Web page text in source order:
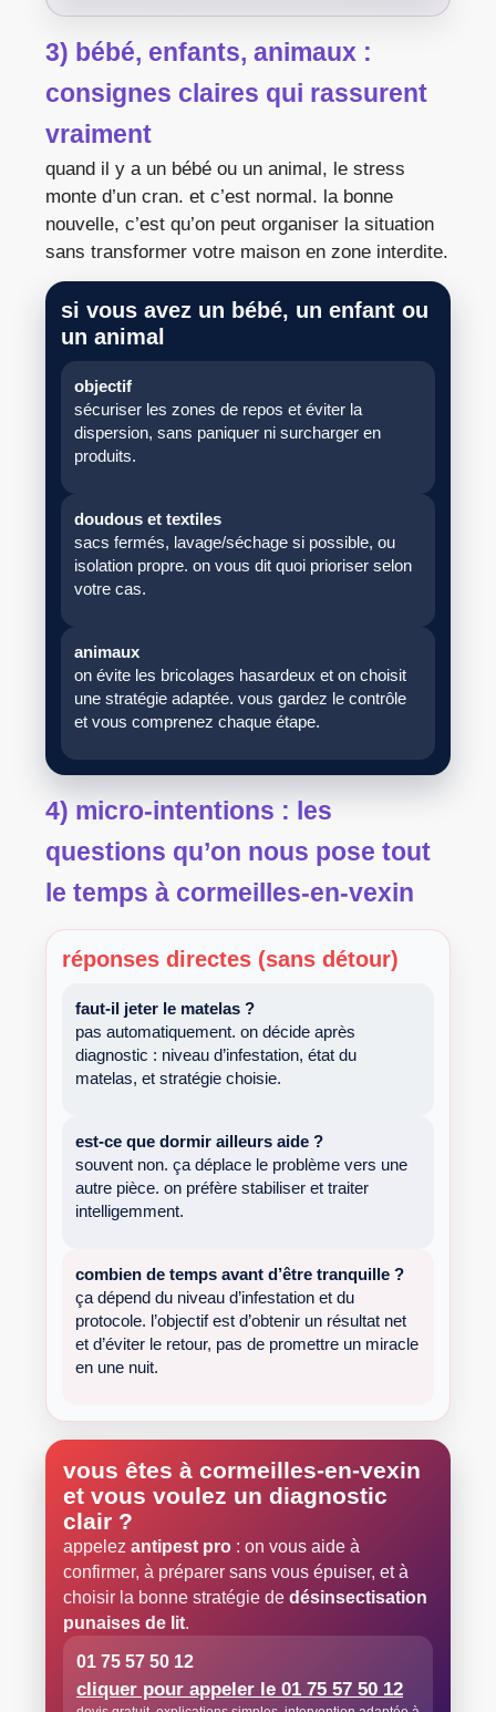
3) bébé, enfants, animaux :
consignes claires qui rassurent
vraiment
quand il y a un bébé ou un animal, le stress
monte d’un cran. et c’est normal. la bonne
nouvelle, c’est qu’on peut organiser la situation
sans transformer votre maison en zone interdite.
si vous avez un bébé, un enfant ou
un animal
objectif
sécuriser les zones de repos et éviter la
dispersion, sans paniquer ni surcharger en
produits.
doudous et textiles
sacs fermés, lavage/séchage si possible, ou
isolation propre. on vous dit quoi prioriser selon
votre cas.
animaux
on évite les bricolages hasardeux et on choisit
une stratégie adaptée. vous gardez le contrôle
et vous comprenez chaque étape.
4) micro-intentions : les
questions qu’on nous pose tout
le temps à cormeilles-en-vexin
réponses directes (sans détour)
faut-il jeter le matelas ?
pas automatiquement. on décide après
diagnostic : niveau d’infestation, état du
matelas, et stratégie choisie.
est-ce que dormir ailleurs aide ?
souvent non. ça déplace le problème vers une
autre pièce. on préfère stabiliser et traiter
intelligemment.
combien de temps avant d’être tranquille ?
ça dépend du niveau d’infestation et du
protocole. l’objectif est d’obtenir un résultat net
et d’éviter le retour, pas de promettre un miracle
en une nuit.
vous êtes à cormeilles-en-vexin
et vous voulez un diagnostic
clair ?
appelez antipest pro : on vous aide à
confirmer, à préparer sans vous épuiser, et à
choisir la bonne stratégie de désinsectisation
punaises de lit.
01 75 57 50 12
cliquer pour appeler le 01 75 57 50 12